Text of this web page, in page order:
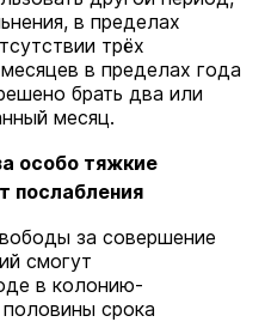
в пределах
трёх
в пределах года
брать два или
месяц.
особо тяжкие
послабления
за совершение
смогут
в колонию-
срока